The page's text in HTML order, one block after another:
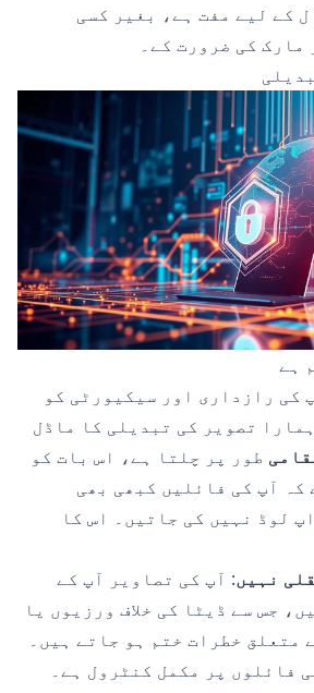
کے لیے مفت ہے، بغیر کسی
مارک کی ضرورت کے۔
ہے
کی رازداری اور سیکیورٹی کو
تصویر کی تبدیلی کا ماڈل
طور پر چلتا ہے، اس بات کو
کہ آپ کی فائلیں کبھی بھی
لوڈ نہیں کی جاتیں۔ اس کا
نہیں: آپ کی تصاویر آپ کے
جس سے ڈیٹا کی خلاف ورزیوں یا
متعلق خطرات ختم ہو جاتے ہیں۔
فائلوں پر مکمل کنٹرول ہے۔